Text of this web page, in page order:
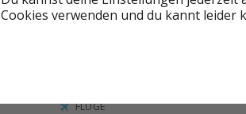
FLÜGE
Cookies verwenden und du kannt leider